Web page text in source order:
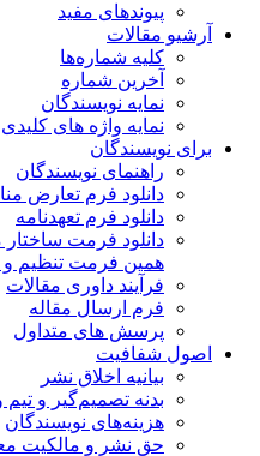
پیوندهای مفید
آرشیو مقالات
کلیه شماره‌ها
آخرین شماره
نمایه نویسندگان
نمایه واژه های کلیدی
برای نویسندگان
راهنمای نویسندگان
دانلود فرم تعارض
دانلود فرم تعهدنامه
دانلود فرمت ساختار
همین فرمت تنظیم و
فرآیند داوری مقالات
فرم ارسال مقاله
پرسش های متداول
اصول شفافیت
بیانیه اخلاق نشر
بدنه تصمیم‌گیر و تیم
هزینه‌های نویسندگان
حق نشر و مالکیت